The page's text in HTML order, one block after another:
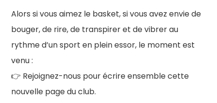
Alors si vous aimez le basket, si vous avez envie de
bouger, de rire, de transpirer et de vibrer au
rythme d’un sport en plein essor, le moment est
venu :
👉 Rejoignez-nous pour écrire ensemble cette
nouvelle page du club.